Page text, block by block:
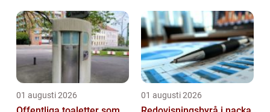
01 augusti 2026 01 augusti 2026